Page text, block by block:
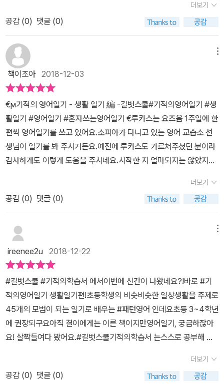
편씩이라도 꾸준히 써보는 습관이 중요한것 같아 기적의 영어 일기와
함께 쭈~~욱 이어가면 좋을 것 같아요~!!!
니다.가족, 일상, 애완동물, 학교생활, 계절, 건강 등 다양한 소재를 기
본으로 해서초등학생의 일과를 일기로 읽어 볼 수 있답니다.일기를
쓰려면 기본적으로 무엇을 알아야 할까?요일, 날짜, 달, 날씨 등 일기
를 쓸 때 꼭 들어가야 하는 기본 적인 것들을 먼저 알아야겠죠.책 안에
표현들을 먼저 익히고 나면 일기쓰기가 좀 더 수월 할 것 같아요.이 책
에는 일기를 쓰는 4단계 과정이 소개되어 있답니다.일기의 주제를 정
하고, 주제에 맞는 어휘와 표현을 정리 한 다음일어난 일과 느낌을 쓰
는 과정을 통해 일기를 써 보면 된다고 하니 우리도 도전해 봐야겠어
요!이 책은 QR 코드를 통해 음원을 들을 수 있답니다.영어일기 지문
의 음원을 듣고 읽으며 리딩을 해보기도 좋을 것 같아요.또한 책의 지
문에 나온 새로운 단어들을 따로 정리해 주고 있어서 새록새록 단어
를 외워 볼 수도 있겠어요.영어 일기다 보니 해석을 함께 담아서 아이
가 부담없이 자신만의 일기를 써보는 연습을 해보기 더욱 좋을 것 같
아요.읽어 본 예문들은 단어를 바꿔가며 문장을 만들어 보는 연습을
기를 써 볼 수 있을 거라는 생각이 드네요. 학교에서 친구가 전학을 왔
다면 아이들에게 정말 재미있는 이슈죠.학교 생활에서 일어난 재미있
는 일상도 <기적의 영어일기> 를 읽고 써보면 참 재미있을 것 같아
요.일상에서 자주 쓰이는 표현을 문장으로 만들어 보면서 자연스레
문법과 시제, 동사 변화 등을 깨우칠 수 있다고 하니영작의 기초 다지
기를 영어일기 쓰기로 하면 참 좋을 것 같아요.매 유닛마다 새로운 단
어를 익히며 롸이팅 연습까지.<기적의 영어일기> 를 꾸준히 하며 우
리 아이의 영어실력을 쑥쑥 쌓아야 겠어요.<기적의 영어일기> 로 초
더보기
공감 (0) 댓글 (0)
책이조아2018-12-03
€ϻ기적의 영어일기 - 생활 일기 編 -길벗스쿨#기적의영어일기 #생
활일기 #영어일기 #혼자쓰는영어일기 €루카스는 요즈음 1주일에 한
편씩 영어일기를 쓰고 있어요.소피아가 다니고 있는 영어 교습소 선
생님이 일기를 봐 주시거든요.예전에 루카스도 가르쳐주셨던 분이라
감사하게도 이렇게 도움을 주시네요.시작한 지 얼마되지는 않았지만
라 선생님이 이해하기 힘들어하실만큼영어 일기 작성이 엉망이라 어
떻게 배우면 좋을까 고민하던차에기적의 영어일기를 만나게 되었어
요.€€€#기적의영어일기 #생활일기 #영어일기 #혼자쓰는영어일
기 영어 일기 쓰기를 조금 더 체계적으로 배워보고 배운 것을 적용하
여쉽게 따라 써 보는 나만의 영어일기.총 4단계로 나뉘어 학습할 수
있는 기적의영어일기1단계, 영어권 아이들이 써 놓은 영어 일기를 보
고 이해하고2단계, 중요 패턴을 파악한 뒤3단계, 패턴으로 문장을 만
들어 보아요.4단계에서는 오늘 일기를 다시 보고 써 보는 시간.루카
스 뿐 아니라 저도 함께 써 보면 좋겠다는 생각을 했어요.저도 영어 공
부가 절실하거든요 ^^ €€ €기적의 영어일기는 MP3 파일을 다운받
아서 활용할 수도 있고UNIT마다 있는 QR코드를 이용해 지문, 패턴,
문장 등을 원어민의 음성으로 들어볼 수 있어요. #기적의영어일기
#생활일기 #영어일기 #혼자쓰는영어일기 목차만 살펴보아도 일상
생활에서 쓰이는 내용들을 대부분 배워볼 수 있어요.가족, 일상 생활,
더보기
공감 (0) 댓글 (0)
ireenee2u 2018-12-22
#길벗스쿨 #기적의학습서 에서이번에 신간이 나왔네요?!바로 #기
적의영어일기 생활일기편!초등학생의 비슷비슷한 일상생활을 주제로
45개의 모범이 되는 일기로 배우는 #패턴영어 인데요초등 3~4학년
에 권장되구요아직 결이에게는 이른 책이지만영어일기, 궁금하잖아
요! 살짝들여다 봤어요.#길벗스쿨기적의학습서 는스스로 공부해 나
수행여부를 체크할 수 있게 되어 있어요.매일 영어일기를짤막하게나
마 한 편씩 쓰다 보면영어실력을 크게 향상시켜 줄 거라고 하니저도
더보기
공감 (0) 댓글 (0)